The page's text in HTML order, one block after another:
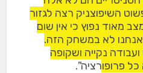
השיפוצניק רצה לגזור
מאוד נפוץ כי אין שום
לא במשחק הזה.
נקייה ושקופה
פרופורציה".